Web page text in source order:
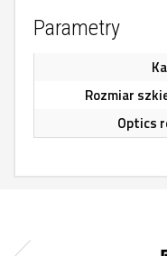
Parametry
Rozmiar
Optics